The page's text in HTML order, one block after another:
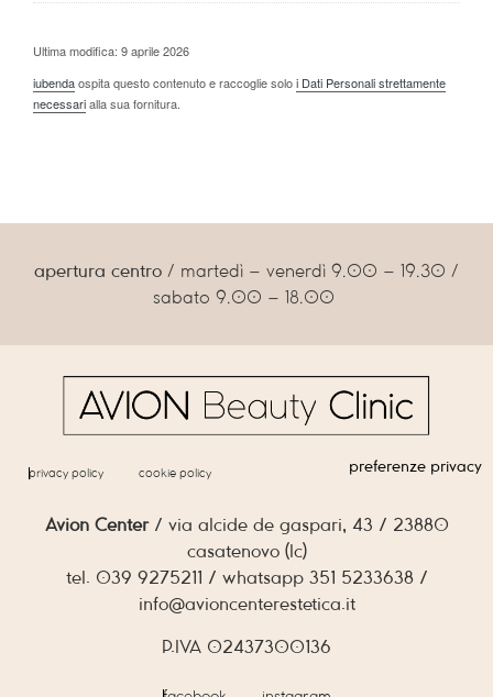
Ultima modifica: 9 aprile 2026
iubendaospita questo contenuto e raccoglie soloi Dati Personali strettamente
necessarialla sua fornitura.
apertura centro / martedì – venerdì 9.00 – 19.30 /
sabato 9.00 – 18.00
privacy policy cookie policy preferenze privacy
Avion Center/ via alcide de gaspari, 43 / 23880
casatenovo (lc)
tel. 039 9275211 / whatsapp 351 5233638 /
info@avioncenterestetica.it
P.IVA 02437300136